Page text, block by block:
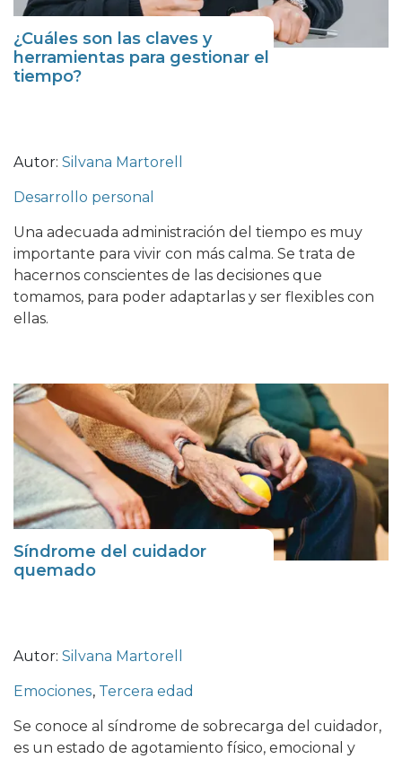
¿Cuáles son las claves y
herramientas para gestionar el
tiempo?
Autor: Silvana Martorell
Desarrollo personal
Una adecuada administración del tiempo es muy
importante para vivir con más calma. Se trata de
hacernos conscientes de las decisiones que
tomamos, para poder adaptarlas y ser flexibles con
ellas.
Síndrome del cuidador
quemado
Autor: Silvana Martorell
Emociones, Tercera edad
Se conoce al síndrome de sobrecarga del cuidador,
es un estado de agotamiento físico, emocional y